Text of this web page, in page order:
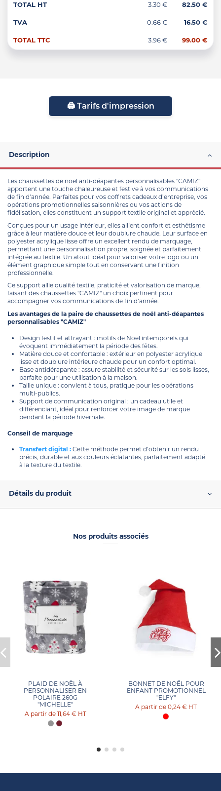
TOTAL HT 3.30 € 82.50 €
TVA 0.66 € 16.50 €
TOTAL TTC 3.96 € 99.00 €
🖨️ Tarifs d'impression
Description
Les chaussettes de noël anti-déapantes personnalisables "CAMIZ"
apportent une touche chaleureuse et festive à vos communications
de fin d’année. Parfaites pour vos coffrets cadeaux d’entreprise, vos
opérations promotionnelles saisonnières ou vos actions de
fidélisation, elles constituent un support textile original et apprécié.
Conçues pour un usage intérieur, elles allient confort et esthétisme
grâce à leur matière douce et leur doublure chaude. Leur surface en
polyester acrylique lisse offre un excellent rendu de marquage,
permettant une personnalisation propre, soignée et parfaitement
intégrée au textile. Un atout idéal pour valoriser votre logo ou un
élément graphique simple tout en conservant une finition
professionnelle.
Ce support allie qualité textile, praticité et valorisation de marque,
faisant des chaussettes "CAMIZ" un choix pertinent pour
accompagner vos communications de fin d’année.
Les avantages de la paire de chaussettes de noël anti-déapantes
personnalisables "CAMIZ"
Design festif et attrayant : motifs de Noël intemporels qui
évoquent immédiatement la période des fêtes.
Matière douce et confortable : extérieur en polyester acrylique
lisse et doublure intérieure chaude pour un confort optimal.
Base antidérapante : assure stabilité et sécurité sur les sols lisses,
parfaite pour une utilisation à la maison.
Taille unique : convient à tous, pratique pour les opérations
multi-publics.
Support de communication original : un cadeau utile et
différenciant, idéal pour renforcer votre image de marque
pendant la période hivernale.
Conseil de marquage
Transfert digital : Cette méthode permet d’obtenir un rendu
précis, durable et aux couleurs éclatantes, parfaitement adapté
à la texture du textile.
Détails du produit
Nos produits associés
PLAID DE NOËL À
PERSONNALISER EN
POLAIRE 260G
"MICHELLE"
11,64 € HT
BONNET DE NOËL POUR
ENFANT PROMOTIONNEL
"ELFY"
0,24 € HT